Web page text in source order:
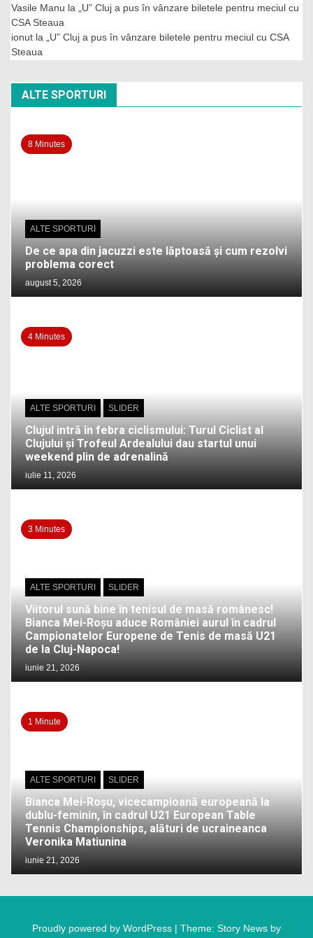
Vasile Manu la
„U” Cluj a pus în vânzare biletele pentru meciul cu
CSA Steaua
ionut la
„U” Cluj a pus în vânzare biletele pentru meciul cu CSA
Steaua
ALTE SPORTURI
8 Minutes
ALTE SPORTURI
De ce apa din jacuzzi este lăptoasă și cum rezolvi
problema corect
august 5, 2026
4 Minutes
ALTE SPORTURI SLIDER
Clujul intră în febra ciclismului: Turul Ciclist al
Clujului și Trofeul Ardealului dau startul unui
weekend plin de adrenalină
iulie 11, 2026
3 Minutes
ALTE SPORTURI SLIDER
Viitorul sună bine în tenisul de masă românesc!
Bianca Mei-Roșu aduce României aurul în cadrul
Campionatelor Europene de Tenis de masă U21
de la Cluj-Napoca!
iunie 21, 2026
1 Minute
ALTE SPORTURI SLIDER
Bianca Mei-Roșu, vicecampioană europeană la
dublu-feminin, în cadrul U21 European Table
Tennis Championships, alături de ucraineanca
Veronika Matiunina
iunie 21, 2026
Proudly powered by WordPress | Theme: Story News by